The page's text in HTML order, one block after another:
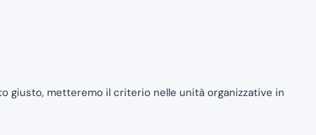
giusto, metteremo il criterio nelle unità organizzative in